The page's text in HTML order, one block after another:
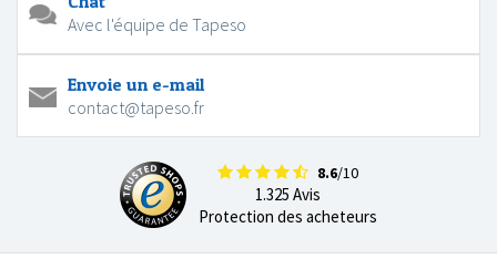
Avec l'équipe de Tapeso
Envoie un e-mail
contact@tapeso.fr
8.6/10
1.325 Avis
Protection des acheteurs